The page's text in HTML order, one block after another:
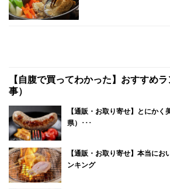
【自腹で買ってわかった】おすすめ
事）
【通販・お取り寄せ】とにか
県）･･･
【通販・お取り寄せ】本当に
ンキング